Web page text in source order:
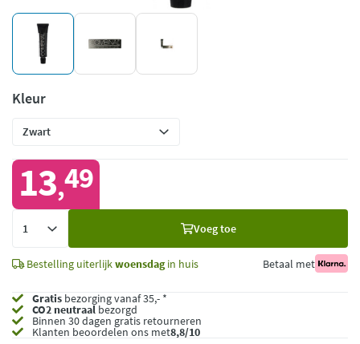
Kleur
13,49
Voeg toe
Bestelling uiterlijkwoensdagin huis Betaal met
Gratis bezorging vanaf 35,- *
CO2 neutraalbezorgd
Binnen 30 dagen gratis retourneren
Klanten beoordelen ons met8,8/10